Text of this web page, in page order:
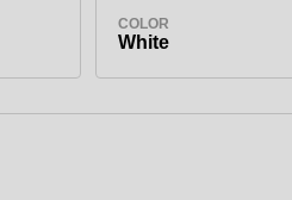
COLOR
White